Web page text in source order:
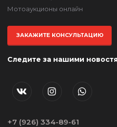
Мотоаукционы онлайн
ЗАКАЖИТЕ КОНСУЛЬТАЦИЮ
Следите за нашими
+7 (926) 334-89-61